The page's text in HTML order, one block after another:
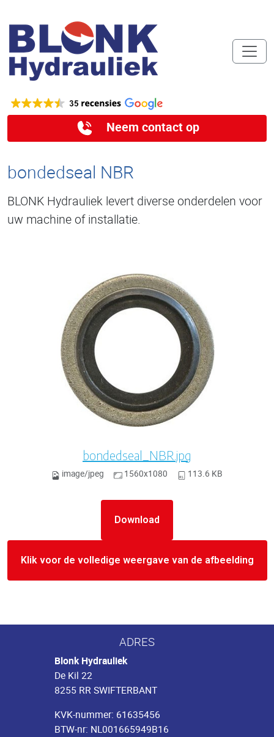
Neem contact op
bondedseal NBR
BLONK Hydrauliek levert diverse onderdelen voor
uw machine of installatie.
bondedseal_NBR.jpg
image/jpeg 1560x1080 113.6 KB
Download
Klik voor de volledige weergave van de afbeelding
ADRES
Blonk Hydrauliek
De Kil 22
8255 RR SWIFTERBANT
KVK-nummer: 61635456
BTW-nr: NL001665949B16